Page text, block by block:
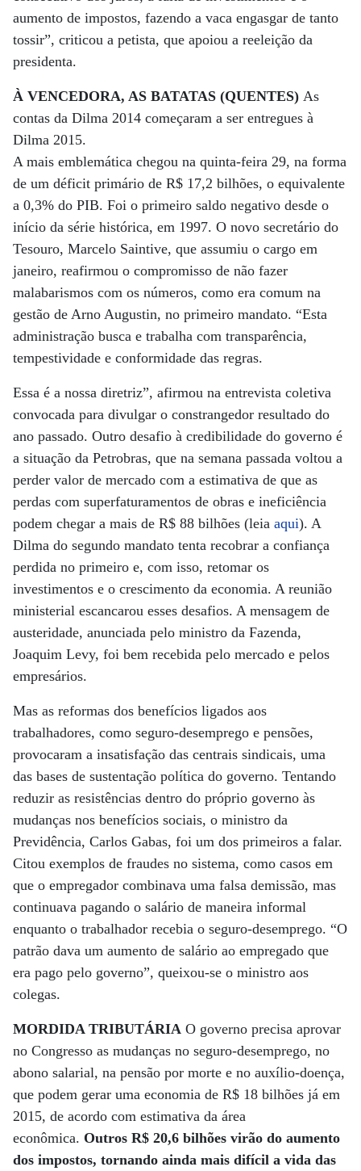
aumento de impostos, fazendo a vaca engasgar de tanto
tossir”, criticou a petista, que apoiou a reeleição da
presidenta.
À VENCEDORA, AS BATATAS (QUENTES) As
contas da Dilma 2014 começaram a ser entregues à
Dilma 2015.
A mais emblemática chegou na quinta-feira 29, na forma
de um déficit primário de R$ 17,2 bilhões, o equivalente
a 0,3% do PIB. Foi o primeiro saldo negativo desde o
início da série histórica, em 1997. O novo secretário do
Tesouro, Marcelo Saintive, que assumiu o cargo em
janeiro, reafirmou o compromisso de não fazer
malabarismos com os números, como era comum na
gestão de Arno Augustin, no primeiro mandato. “Esta
administração busca e trabalha com transparência,
tempestividade e conformidade das regras.
Essa é a nossa diretriz”, afirmou na entrevista coletiva
convocada para divulgar o constrangedor resultado do
ano passado. Outro desafio à credibilidade do governo é
a situação da Petrobras, que na semana passada voltou a
perder valor de mercado com a estimativa de que as
perdas com superfaturamentos de obras e ineficiência
podem chegar a mais de R$ 88 bilhões (leia aqui). A
Dilma do segundo mandato tenta recobrar a confiança
perdida no primeiro e, com isso, retomar os
investimentos e o crescimento da economia. A reunião
ministerial escancarou esses desafios. A mensagem de
austeridade, anunciada pelo ministro da Fazenda,
Joaquim Levy, foi bem recebida pelo mercado e pelos
empresários.
Mas as reformas dos benefícios ligados aos
trabalhadores, como seguro-desemprego e pensões,
provocaram a insatisfação das centrais sindicais, uma
das bases de sustentação política do governo. Tentando
reduzir as resistências dentro do próprio governo às
mudanças nos benefícios sociais, o ministro da
Previdência, Carlos Gabas, foi um dos primeiros a falar.
Citou exemplos de fraudes no sistema, como casos em
que o empregador combinava uma falsa demissão, mas
continuava pagando o salário de maneira informal
enquanto o trabalhador recebia o seguro-desemprego. “O
patrão dava um aumento de salário ao empregado que
era pago pelo governo”, queixou-se o ministro aos
colegas.
MORDIDA TRIBUTÁRIA O governo precisa aprovar
no Congresso as mudanças no seguro-desemprego, no
abono salarial, na pensão por morte e no auxílio-doença,
que podem gerar uma economia de R$ 18 bilhões já em
2015, de acordo com estimativa da área
econômica. Outros R$ 20,6 bilhões virão do aumento
dos impostos, tornando ainda mais difícil a vida das